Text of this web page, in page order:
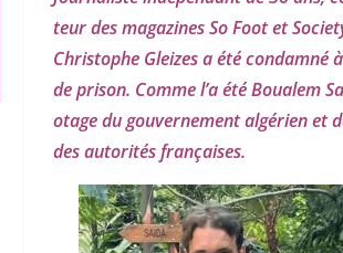
teur des maga­zines So Foot et
Christophe Gleizesa été condam­né
de pri­son. Comme l’a été Boualem
otage du gou­ver­ne­ment algé­rien et
des auto­ri­tés françaises.